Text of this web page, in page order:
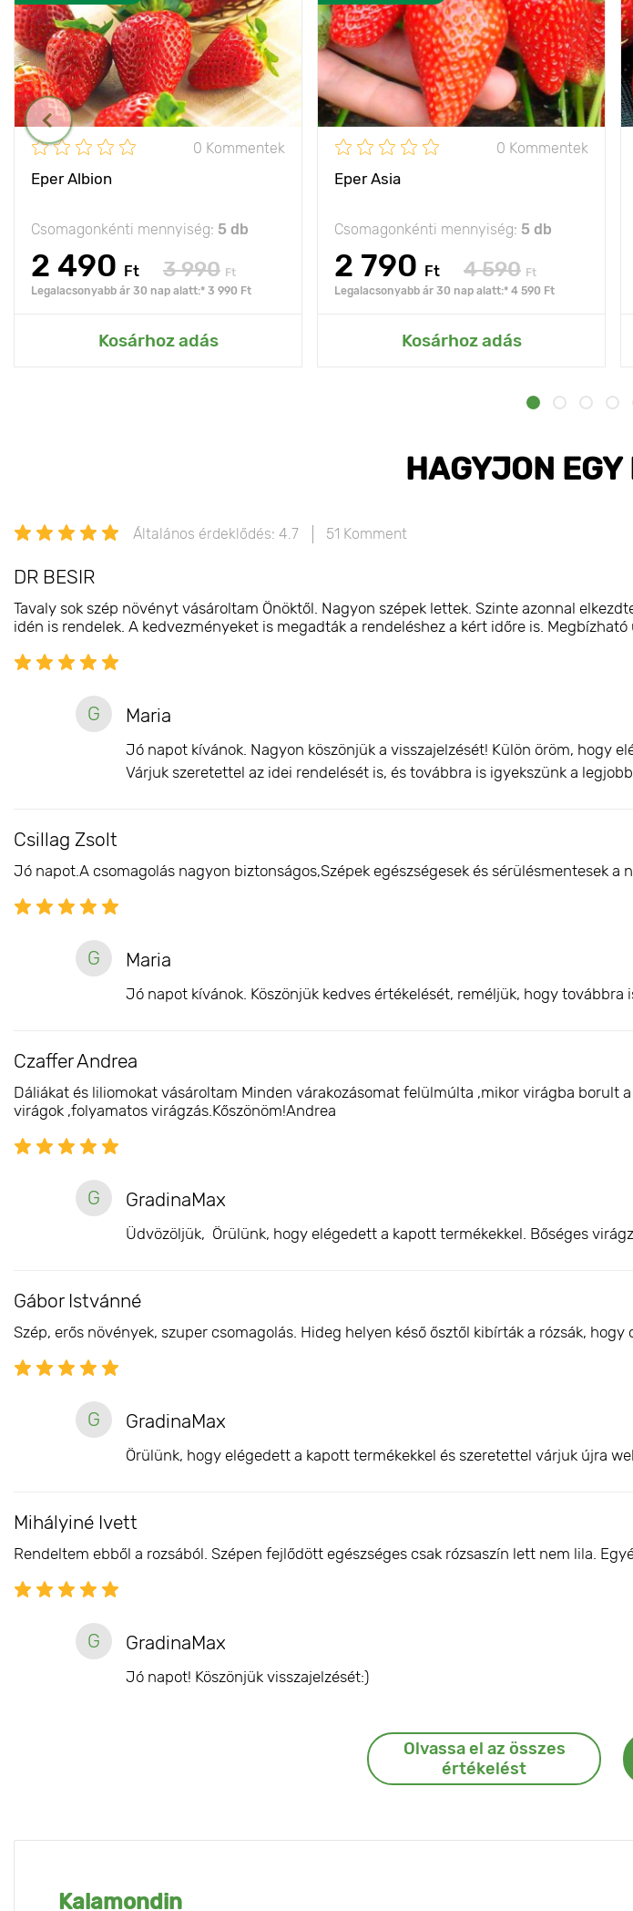
0 Kommentek
Eper Albion
Csomagonkénti mennyiség: 5 db
2 490 Ft 3 990 Ft
Legalacsonyabb ár 30 nap alatt:* 3 990 Ft
Kosárhoz adás
0 Kommentek
Eper Asia
Csomagonkénti mennyiség: 5 db
2 790 Ft 4 590 Ft
Legalacsonyabb ár 30 nap alatt:* 4 590 Ft
Kosárhoz adás
HAGYJON EGY
Általános érdeklődés: 4.7 51 Komment
DR BESIR
Tavaly sok szép növényt vásároltam Önöktől. Nagyon szépek lettek. Szinte azonnal
idén is rendelek. A kedvezményeket is megadták a rendeléshez a kért időre is. Megbízható
G Maria
Jó napot kívánok. Nagyon köszönjük a visszajelzését! Külön öröm, hogy
Várjuk szeretettel az idei rendelését is, és továbbra is igyekszünk a
Csillag Zsolt
Jó napot.A csomagolás nagyon biztonságos,Szépek egészségesek és sérülésmentesek a
G Maria
Jó napot kívánok. Köszönjük kedves értékelését, reméljük, hogy továbbra
Czaffer Andrea
Dáliákat és liliomokat vásároltam Minden várakozásomat felülmúlta ,mikor virágba borult
virágok ,folyamatos virágzás.Kőszönöm!Andrea
G GradinaMax
Üdvözöljük, Örülünk, hogy elégedett a kapott termékekkel. Bőséges
Gábor Istvánné
Szép, erős növények, szuper csomagolás. Hideg helyen késő ősztől kibírták a rózsák, hogy
G GradinaMax
Örülünk, hogy elégedett a kapott termékekkel és szeretettel várjuk újra
Mihályiné Ivett
Rendeltem ebből a rozsából. Szépen fejlődött egészséges csak rózsaszín lett nem lila.
G GradinaMax
Jó napot! Köszönjük visszajelzését:)
Olvassa el az összes
értékelést
Kalamondin